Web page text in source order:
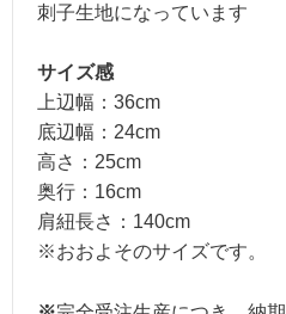
刺子生地になっています
サイズ感
上辺幅：36cm
底辺幅：24cm
高さ：25cm
奥行：16cm
肩紐長さ：140cm
※おおよそのサイズです。